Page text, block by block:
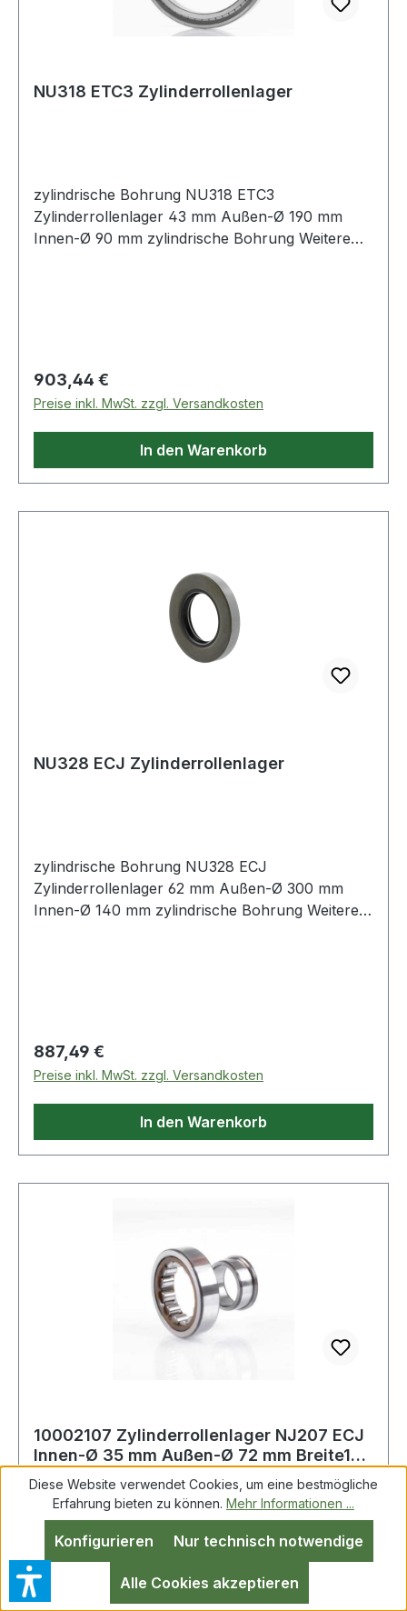
NU318 ETC3 Zylinderrollenlager
zylindrische Bohrung NU318 ETC3
Zylinderrollenlager 43 mm Außen-Ø 190 mm
Innen-Ø 90 mm zylindrische Bohrung Weitere
Regulärer Preis:
903,44 €
Preise inkl. MwSt. zzgl. Versandkosten
In den Warenkorb
NU328 ECJ Zylinderrollenlager
zylindrische Bohrung NU328 ECJ
Zylinderrollenlager 62 mm Außen-Ø 300 mm
Innen-Ø 140 mm zylindrische Bohrung Weitere
Regulärer Preis:
887,49 €
Preise inkl. MwSt. zzgl. Versandkosten
In den Warenkorb
10002107 Zylinderrollenlager NJ207 ECJ
Innen-Ø 35 mm Außen-Ø 72 mm Breite17
mm
Zylinderrollenlager NJ207 ECJ ID 35mm AD
72mm Breite17mm Weitere Produkte im Bereich
Zylinderrollenlager
Diese Website verwendet Cookies, um eine bestmögliche
Erfahrung bieten zu können. Mehr Informationen ...
Nur technisch notwendige
Konfigurieren
Alle Cookies akzeptieren